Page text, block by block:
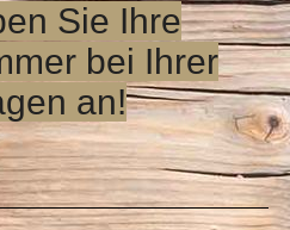
Sie Ihre
bei Ihrer
an!